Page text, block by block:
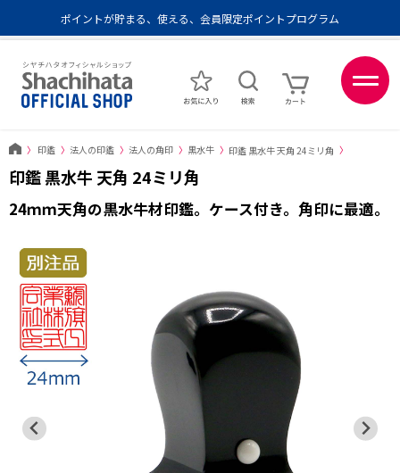
メール便1,500円以上 / 宅配便3,500円以上のお買い物で送料無料
ポイントが貯まる、使える、会員限定ポイントプログラム
〉 印鑑 〉 法人の印鑑 〉 法人の角印 〉 黒水牛 〉 印鑑 黒水牛 天角 24ミリ角 〉
印鑑 黒水牛 天角 24ミリ角
24ｍｍ天角の黒水牛材印鑑。ケース付き。角印に最適。